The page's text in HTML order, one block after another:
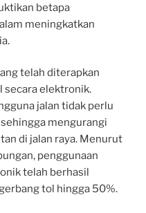
betapa
meningkatkan
telah diterapkan
secara elektronik.
jalan tidak perlu
mengurangi
di jalan raya. Menurut
penggunaan
telah berhasil
tol hingga 50%.